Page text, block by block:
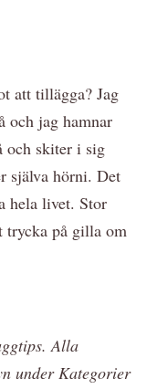
att tillägga? Jag
och jag hamnar
och skiter i sig
själva hörni. Det
hela livet. Stor
på gilla om
Alla
under Kategorier